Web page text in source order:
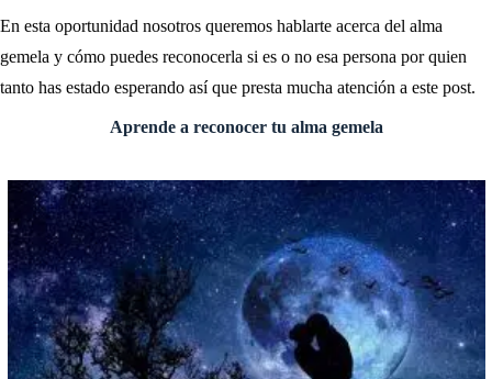
En esta oportunidad nosotros queremos hablarte acerca del alma
gemela y cómo puedes reconocerla si es o no esa persona por quien
tanto has estado esperando así que presta mucha atención a este post.
Aprende a reconocer tu alma gemela